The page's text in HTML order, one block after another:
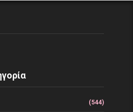
(544)